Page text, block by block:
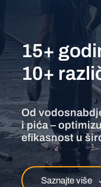
15+
10+
Od
i pića –
efikasnost u
Saznajte više